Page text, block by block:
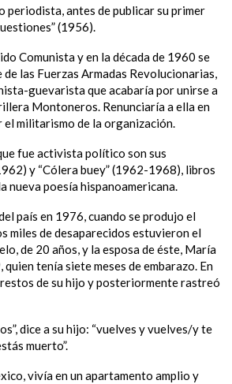
periodista, antes de publicar su primer
(1956).
Comunista y en la década de 1960 se
las Fuerzas Armadas Revolucionarias,
guevarista que acabaría por unirse a
Montoneros. Renunciaría a ella en
militarismo de la organización.
fue activista político son sus
y “Cólera buey” (1962-1968), libros
nueva poesía hispanoamericana.
país en 1976, cuando se produjo el
miles de desaparecidos estuvieron el
de 20 años, y la esposa de éste, María
tenía siete meses de embarazo. En
de su hijo y posteriormente rastreó
dice a su hijo: “vuelves y vuelves/y te
muerto”.
vivía en un apartamento amplio y